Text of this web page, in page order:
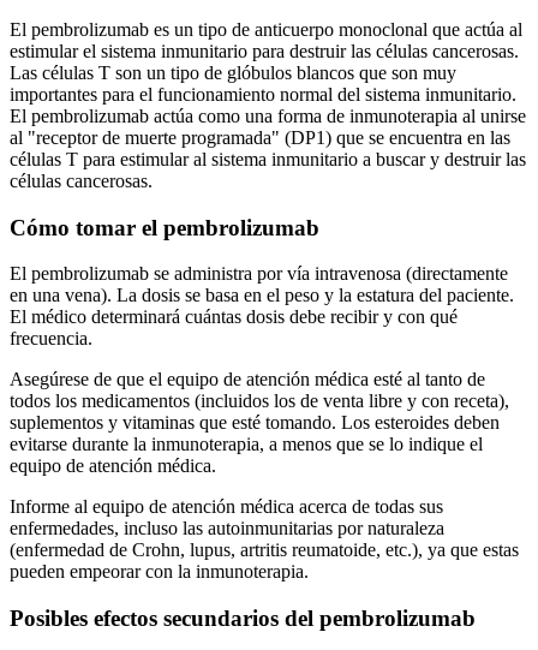
El pembrolizumab es un tipo de anticuerpo monoclonal que actúa al
estimular el sistema inmunitario para destruir las células cancerosas.
Las células T son un tipo de glóbulos blancos que son muy
importantes para el funcionamiento normal del sistema inmunitario.
El pembrolizumab actúa como una forma de inmunoterapia al unirse
al "receptor de muerte programada" (DP1) que se encuentra en las
células T para estimular al sistema inmunitario a buscar y destruir las
células cancerosas.
Cómo tomar el pembrolizumab
El pembrolizumab se administra por vía intravenosa (directamente
en una vena). La dosis se basa en el peso y la estatura del paciente.
El médico determinará cuántas dosis debe recibir y con qué
frecuencia.
Asegúrese de que el equipo de atención médica esté al tanto de
todos los medicamentos (incluidos los de venta libre y con receta),
suplementos y vitaminas que esté tomando. Los esteroides deben
evitarse durante la inmunoterapia, a menos que se lo indique el
equipo de atención médica.
Informe al equipo de atención médica acerca de todas sus
enfermedades, incluso las autoinmunitarias por naturaleza
(enfermedad de Crohn, lupus, artritis reumatoide, etc.), ya que estas
pueden empeorar con la inmunoterapia.
Posibles efectos secundarios del pembrolizumab